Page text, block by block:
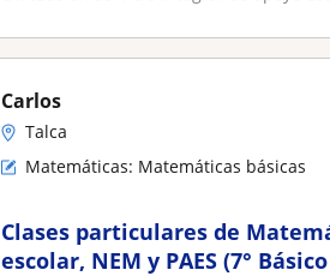
Carlos
Talca
Matemáticas: Matemáticas básicas
Clases particulares de
escolar, NEM y PAES (7°